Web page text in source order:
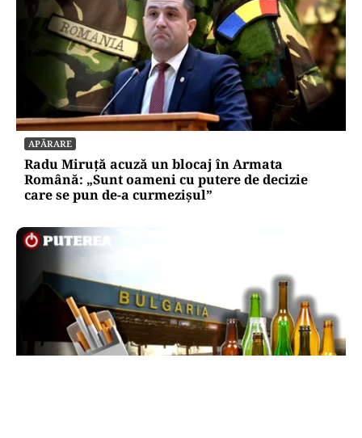
APĂRARE
Radu Miruță acuză un blocaj în Armata
Română: „Sunt oameni cu putere de decizie
care se pun de-a curmezișul”